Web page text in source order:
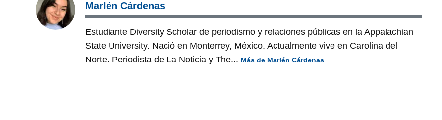
Marlén Cárdenas
Estudiante Diversity Scholar de periodismo y relaciones públicas en la Appalachian
State University. Nació en Monterrey, México. Actualmente vive en Carolina del
Norte. Periodista de La Noticia y The... Más de Marlén Cárdenas